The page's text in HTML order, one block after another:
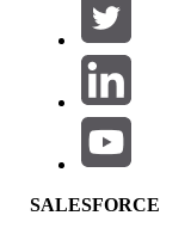
Produktområde
SALESFORCE